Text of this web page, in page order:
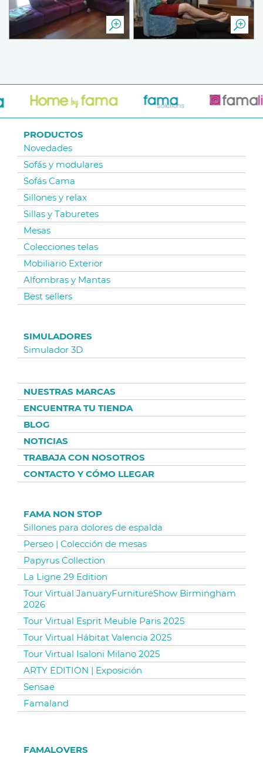
PRODUCTOS
Novedades
Sofás y modulares
Sofás Cama
Sillones y relax
Sillas y Taburetes
Mesas
Colecciones telas
Mobiliario Exterior
Alfombras y Mantas
Best sellers
SIMULADORES
Simulador 3D
NUESTRAS MARCAS
ENCUENTRA TU TIENDA
BLOG
NOTICIAS
TRABAJA CON NOSOTROS
CONTACTO Y CÓMO LLEGAR
FAMA NON STOP
Sillones para dolores de espalda
Perseo | Colección de mesas
Papyrus Collection
La Ligne 29 Edition
Tour Virtual JanuaryFurnitureShow Birmingham
2026
Tour Virtual Esprit Meuble Paris 2025
Tour Virtual Hábitat Valencia 2025
Tour Virtual Isaloni Milano 2025
ARTY EDITION | Exposición
Sensae
Famaland
FAMALOVERS